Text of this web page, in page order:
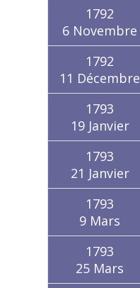
1792
6 Novembre
1792
11 Décembre
1793
19 Janvier
1793
21 Janvier
1793
9 Mars
1793
25 Mars